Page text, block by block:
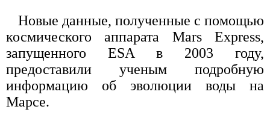
Новые данные, полученные с помощью
космического аппарата Mars Express,
запущенного ESA в 2003 году,
предоставили ученым подробную
информацию об эволюции воды на
Марсе.